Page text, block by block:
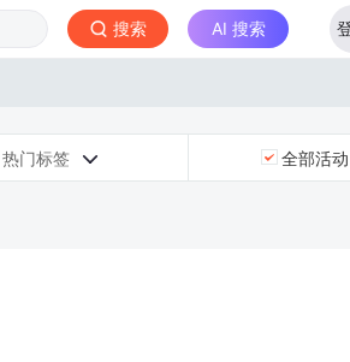
搜索 AI 搜索
热门标签  全部活动